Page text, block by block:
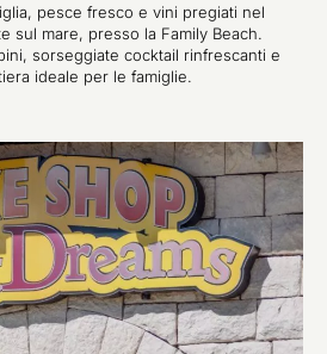
pesce fresco e vini pregiati nel
sul mare, presso la Family Beach.
sorseggiate cocktail rinfrescanti e
ideale per le famiglie.